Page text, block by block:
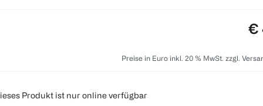
€
Preise in Euro inkl. 20 % MwSt. zzgl.
Produkt ist nur online verfügbar